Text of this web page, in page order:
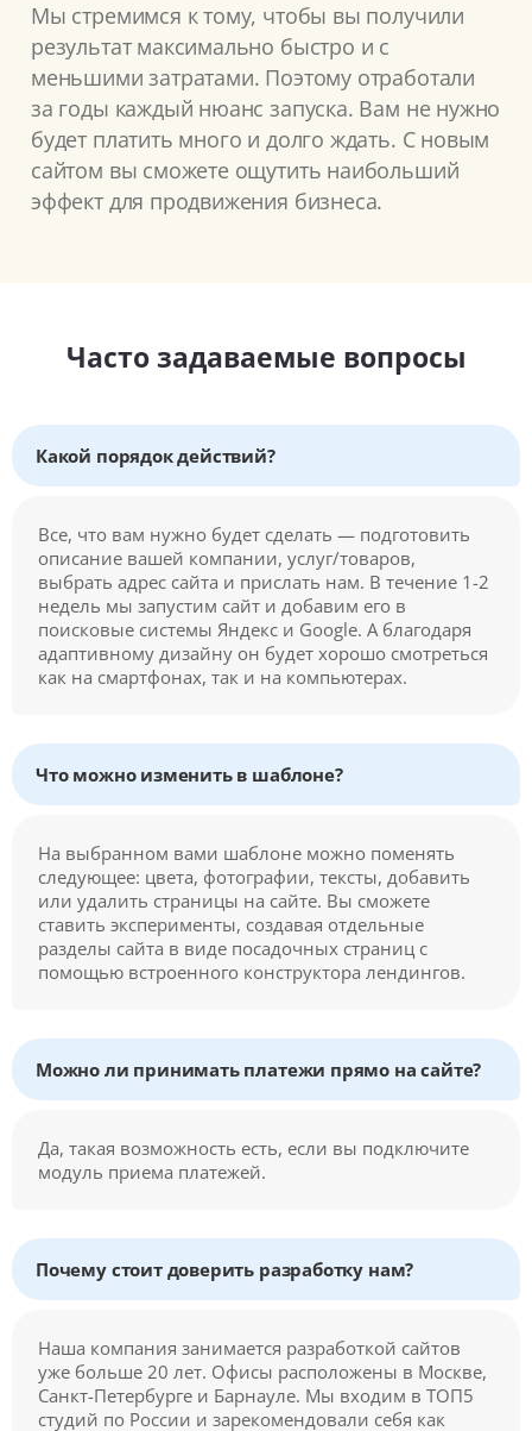
Мы стремимся к тому, чтобы вы получили
результат максимально быстро и с
меньшими затратами. Поэтому отработали
за годы каждый нюанс запуска. Вам не нужно
будет платить много и долго ждать. С новым
сайтом вы сможете ощутить наибольший
эффект для продвижения бизнеса.
Часто задаваемые вопросы
Какой порядок действий?
Все, что вам нужно будет сделать — подготовить
описание вашей компании, услуг/товаров,
выбрать адрес сайта и прислать нам. В течение 1-2
недель мы запустим сайт и добавим его в
поисковые системы Яндекс и Google. А благодаря
адаптивному дизайну он будет хорошо смотреться
как на смартфонах, так и на компьютерах.
Что можно изменить в шаблоне?
На выбранном вами шаблоне можно поменять
следующее: цвета, фотографии, тексты, добавить
или удалить страницы на сайте. Вы сможете
ставить эксперименты, создавая отдельные
разделы сайта в виде посадочных страниц с
помощью встроенного конструктора лендингов.
Можно ли принимать платежи прямо на сайте?
Да, такая возможность есть, если вы подключите
модуль приема платежей.
Почему стоит доверить разработку нам?
Наша компания занимается разработкой сайтов
уже больше 20 лет. Офисы расположены в Москве,
Санкт-Петербурге и Барнауле. Мы входим в ТОП5
студий по России и зарекомендовали себя как